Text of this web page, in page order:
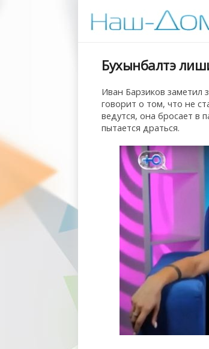
Бухынбалтэ
Иван Барзиков заметил
говорит о том, что не
ведутся, она бросает в
пытается драться.